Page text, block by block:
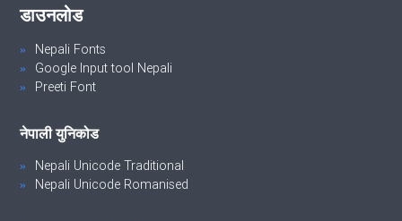
डाउनलोड
Nepali Fonts
Google Input tool Nepali
Preeti Font
नेपाली युनिकोड
Nepali Unicode Traditional
Nepali Unicode Romanised